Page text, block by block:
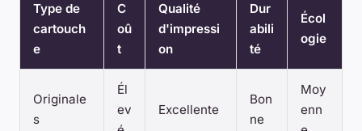
Type de
cartouch
e
C
oû
t
Qualité
d'impressi
on
Dur
abili
té
Écol
ogie
Originale
s
Él
ev
Excellente
Bon
ne
Moy
enn